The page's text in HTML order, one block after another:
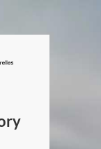
/
Canada